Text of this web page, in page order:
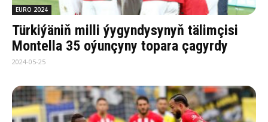
EURO 2024
Türkiýäniň milli ýygyndysynyň tälimçisi
Montella 35 oýunçyny topara çagyrdy
2024-05-25